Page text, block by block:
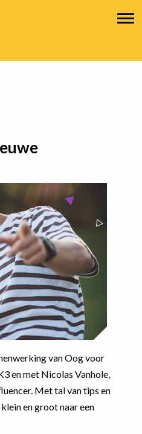
van Oog voor
en met Nicolas Vanhole,
Met tal van tips en
en groot naar een